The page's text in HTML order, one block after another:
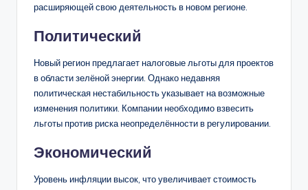
расширяющей свою деятельность в новом регионе.
Политический
Новый регион предлагает налоговые льготы для проектов
в области зелёной энергии. Однако недавняя
политическая нестабильность указывает на возможные
изменения политики. Компании необходимо взвесить
льготы против риска неопределённости в регулировании.
Экономический
Уровень инфляции высок, что увеличивает стоимость